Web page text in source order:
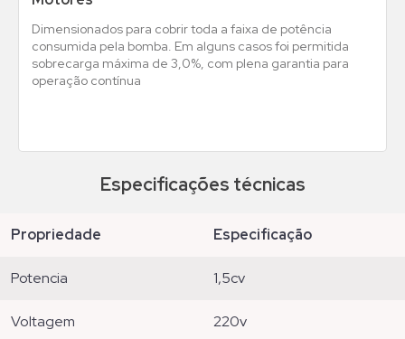
Dimensionados para cobrir toda a faixa de potência
consumida pela bomba. Em alguns casos foi permitida
sobrecarga máxima de 3,0%, com plena garantia para
operação contínua
Especificações técnicas
propriedade especificação
potencia 1,5cv
voltagem 220v